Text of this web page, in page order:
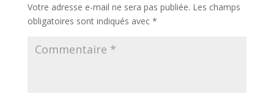
Votre adresse e-mail ne sera pas publiée. Les champs
obligatoires sont indiqués avec *